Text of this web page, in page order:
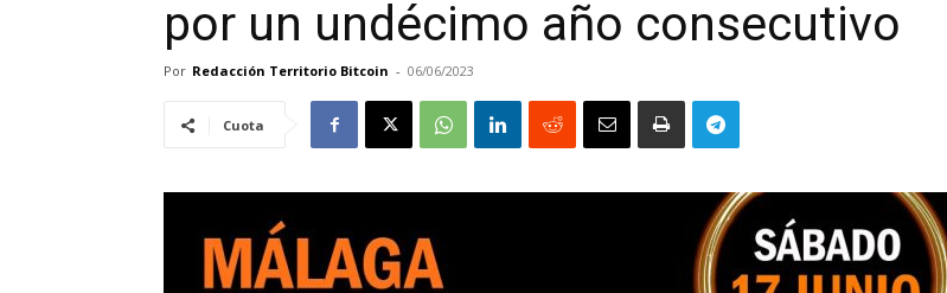
por un undécimo año consecutivo
Por Redacción Territorio Bitcoin - 06/06/2023
Cuota